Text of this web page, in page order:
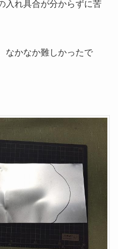
入れ具合が分からずに苦
なかなか難しかったで